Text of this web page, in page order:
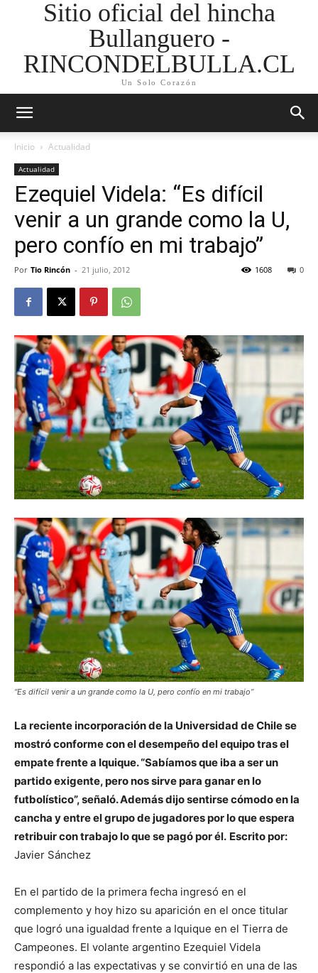
Sitio oficial del hincha
Bullanguero -
RINCONDELBULLA.CL
Un Solo Corazón
Inicio Actualidad
Actualidad
Ezequiel Videla: “Es difícil
venir a un grande como la U,
pero confío en mi trabajo”
Por Tio Rincón - 21 julio, 2012 0
1608
“Es difícil venir a un grande como la U, pero confío en mi trabajo”
La reciente incorporación de la Universidad de Chile se
mostró conforme con el desempeño del equipo tras el
empate frente a Iquique. “Sabíamos que iba a ser un
partido exigente, pero nos sirve para ganar en lo
futbolístico”, señaló. Además dijo sentirse cómodo en la
cancha y entre el grupo de jugadores por lo que espera
retribuir con trabajo lo que se pagó por él. Escrito por:
Javier Sánchez
En el partido de la primera fecha ingresó en el
complemento y hoy hizo su aparición en el once titular
que logró una igualdad frente a Iquique en el Tierra de
Campeones. El volante argentino Ezequiel Videla
respondió a las expectativas y se convirtió en una de las